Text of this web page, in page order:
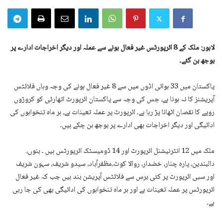
لاہور:
ملک کے 8 ائرپورٹس غیر فعال ہونے سے عملہ اور دیگر اخراجات ادارے پر
بوجھ بن گئے۔
پاکستان میں 33 ہوائی اڈوں میں سے 8 غیر فعال ہونے کی وجہ وہاں فلائٹس
آپریشنز کا نہ ہونا ہے، جس کی وجہ سے پاکستان ائرپورٹ اتھارٹی کو کروڑوں
روپے کا نقصان اٹھانا پڑ رہا ہے۔ ائرپورٹ پر عملہ تعینات ہے، ہر ماہ تنخواہوں کی
ادائیگی اور دیگر اخراجات بھی ادارے پر بوجھ بن چکے ہیں۔
ملک میں 12 انٹرنیشنل ائرپورٹ اور 14 ڈومیسٹک ائرپورٹس ہیں ۔ بنوں،
دالبندین، پارہ چنار، خضدار، روالا کوٹ،مظفرآباد، سیدو شریف، سہون شریف
اور سبی ائرپورٹ پر کئی برس سے فلائٹس آپریشن بند ہیں جب کہ غیر فعال
ائرپورٹس پر عملہ تعینات ہے اور ہر ماہ تنخواہوں کی ادائیگی بھی کی جا رہی
ہے۔